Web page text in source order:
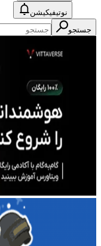
نوتیفیکیشن
جستجو